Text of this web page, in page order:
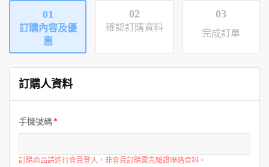
韓國
東南亞
美加紐澳
01
訂購內容及優
惠
02
確認訂購資料
03
完成訂單
訂購人資料
手機號碼
訂購商品請進行會員登入，非會員訂購需先驗證聯絡資料。